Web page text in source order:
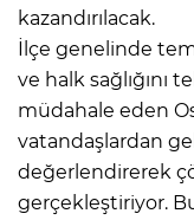
kazandırılacak.
İlçe genelinde
ve halk sağlığını
müdahale eden
vatandaşlardan
değerlendirerek
gerçekleştiriyor.